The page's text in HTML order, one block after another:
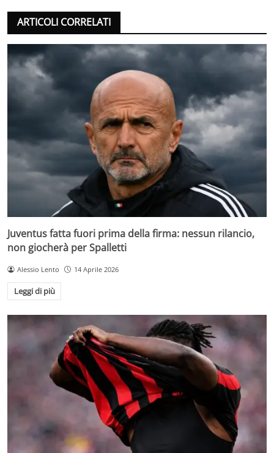
ARTICOLI CORRELATI
Juventus fatta fuori prima della firma: nessun rilancio,
non giocherà per Spalletti
Alessio Lento 14 Aprile 2026
Leggi di più